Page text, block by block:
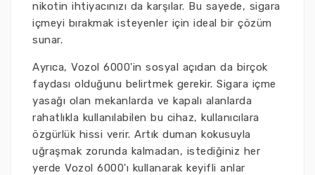
nikotin ihtiyacınızı da karşılar. Bu sayede, sigara
içmeyi bırakmak isteyenler için ideal bir çözüm
sunar.
Ayrıca, Vozol 6000'in sosyal açıdan da birçok
faydası olduğunu belirtmek gerekir. Sigara içme
yasağı olan mekanlarda ve kapalı alanlarda
rahatlıkla kullanılabilen bu cihaz, kullanıcılara
özgürlük hissi verir. Artık duman kokusuyla
uğraşmak zorunda kalmadan, istediğiniz her
yerde Vozol 6000'ı kullanarak keyifli anlar